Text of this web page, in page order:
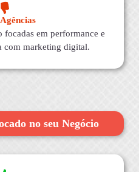
focadas em performance e
com marketing digital.
no seu Negócio